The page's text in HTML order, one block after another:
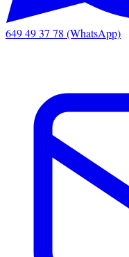
649 49 37 78 (WhatsApp)